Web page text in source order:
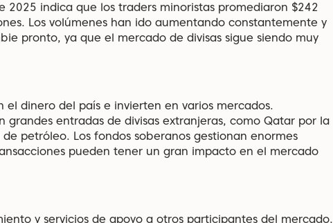
2025 indica que los traders minoristas promediaron $242
Los volúmenes han ido aumentando constantemente y
pronto, ya que el mercado de divisas sigue siendo muy
el dinero del país e invierten en varios mercados.
grandes entradas de divisas extranjeras, como Qatar por la
petróleo. Los fondos soberanos gestionan enormes
pueden tener un gran impacto en el mercado
y servicios de apoyo a otros participantes del mercado.